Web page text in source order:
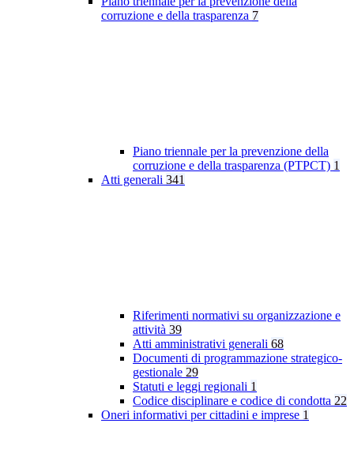
corruzione e della trasparenza 7
Piano triennale per la prevenzione della
corruzione e della trasparenza (PTPCT) 1
Atti generali 341
Riferimenti normativi su organizzazione e
attività 39
Atti amministrativi generali 68
Documenti di programmazione strategico-
gestionale 29
Statuti e leggi regionali 1
Codice disciplinare e codice di condotta 22
Oneri informativi per cittadini e imprese 1